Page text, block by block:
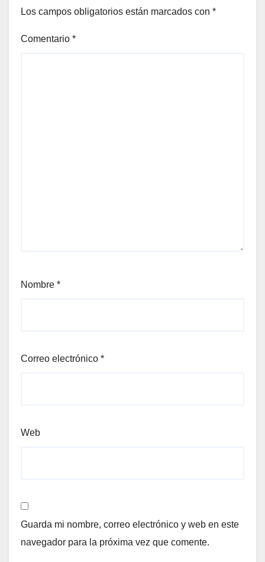
Los campos obligatorios están marcados con *
Comentario *
Nombre *
Correo electrónico *
Web
Guarda mi nombre, correo electrónico y web en este
navegador para la próxima vez que comente.